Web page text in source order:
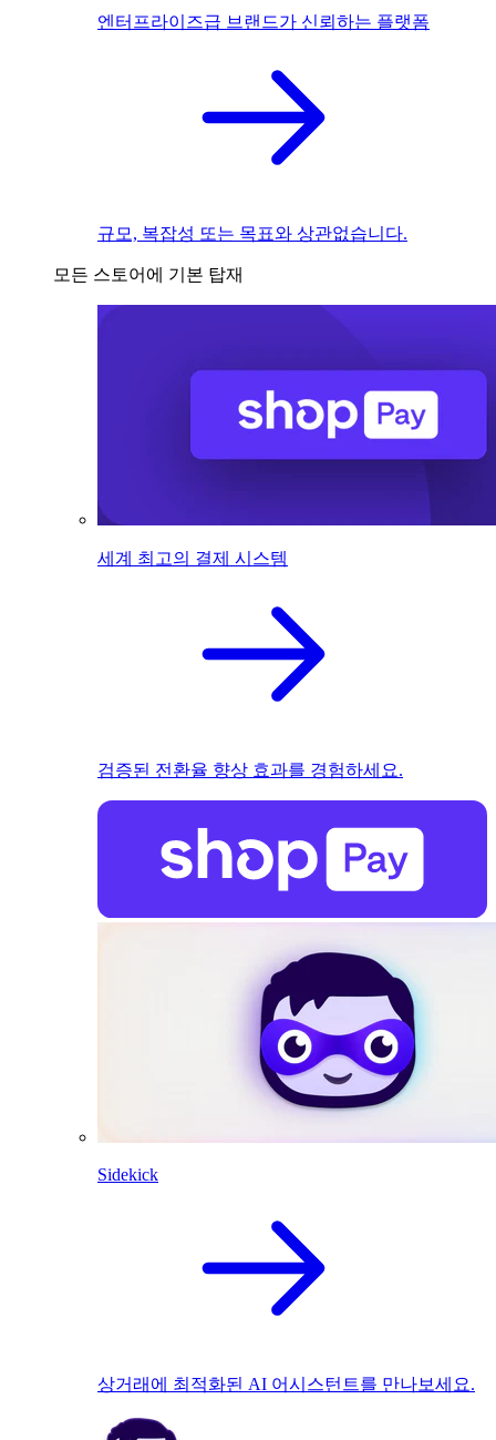
엔터프라이즈급 브랜드가 신뢰하는 플랫폼
규모, 복잡성 또는 목표와 상관없습니다.
모든 스토어에 기본 탑재
세계 최고의 결제 시스템
검증된 전환율 향상 효과를 경험하세요.
Sidekick
상거래에 최적화된 AI 어시스턴트를 만나보세요.